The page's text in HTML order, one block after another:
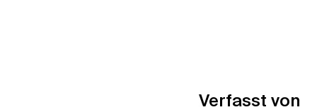
Verfasst von